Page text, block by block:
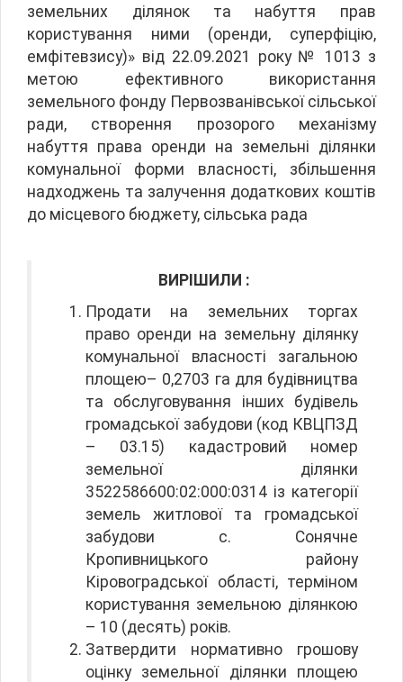
земельних ділянок та набуття прав
користування ними (оренди, суперфіцію,
емфітевзису)» від 22.09.2021 року № 1013 з
метою ефективного використання
земельного фонду Первозванівської сільської
ради, створення прозорого механізму
набуття права оренди на земельні ділянки
комунальної форми власності, збільшення
надходжень та залучення додаткових коштів
до місцевого бюджету, сільська рада
ВИРІШИЛИ :
Продати на земельних торгах
право оренди на земельну ділянку
комунальної власності загальною
площею– 0,2703 га для будівництва
та обслуговування інших будівель
громадської забудови (код КВЦПЗД
– 03.15) кадастровий номер
земельної ділянки
3522586600:02:000:0314 із категорії
земель житлової та громадської
забудови с. Сонячне
Кропивницького району
Кіровоградської області, терміном
користування земельною ділянкою
– 10 (десять) років.
Затвердити нормативно грошову
оцінку земельної ділянки площею